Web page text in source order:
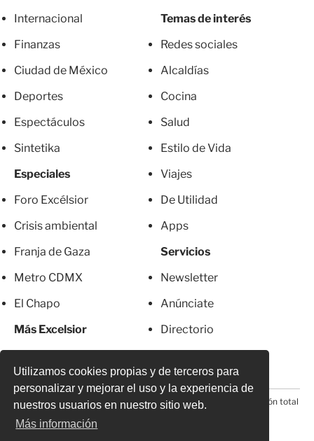
Utilizamos cookies propias y de terceros para
personalizar y mejorar el uso y la experiencia de
nuestros usuarios en nuestro sitio web.
Más información
Internacional
Finanzas
Ciudad de México
Deportes
Espectáculos
Sintetika
Especiales
Foro Excélsior
Crisis ambiental
Franja de Gaza
Metro CDMX
El Chapo
Más Excelsior
Temas de interés
Redes sociales
Alcaldías
Cocina
Salud
Estilo de Vida
Viajes
De Utilidad
Apps
Servicios
Newsletter
Anúnciate
Directorio
© 2026 Todos los derechos reservados. Prohibida la reproducción total
o parcial, incluyendo cualquier medio electrónico*